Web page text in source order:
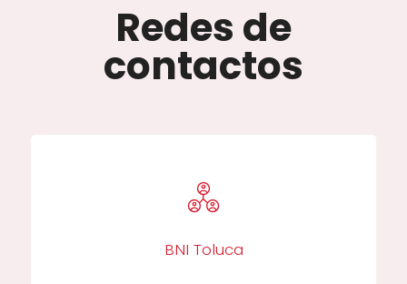
Redes de
contactos
BNI Toluca​